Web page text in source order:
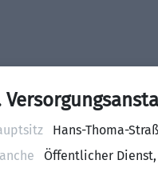
Hans-Thoma-
Öffentlicher